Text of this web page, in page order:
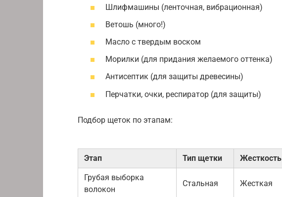
Шлифмашины (ленточная, вибрационная)
Ветошь (много!)
Масло с твердым воском
Морилки (для придания желаемого оттенка)
Антисептик (для защиты древесины)
Перчатки, очки, респиратор (для защиты)
Подбор щеток по этапам:
Этап Тип щетки Жесткость
Грубая выборка
волокон
Стальная Жесткая